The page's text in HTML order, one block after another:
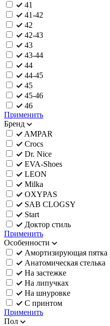
41
41-42
42
42-43
43
43-44
44
44-45
45
45-46
46
Применить
Бренд
AMPAR
Crocs
Dr. Nice
EVA-Shoes
LEON
Milka
OXYPAS
SAB CLOGSY
Start
Доктор стиль
Применить
Особенности
Амортизирующая пятка
Анатомическая стелька
На застежке
На липучках
На шнуровке
С принтом
Применить
Пол